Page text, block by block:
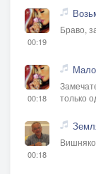
00:19
Браво,
00:18
только
00:18